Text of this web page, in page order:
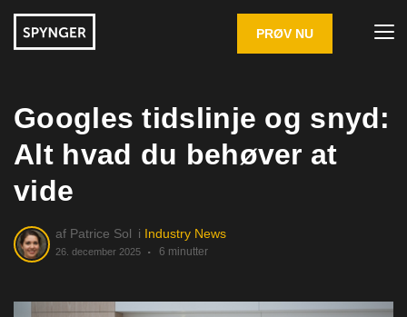
PRØV NU
Googles tidslinje og snyd:
Alt hvad du behøver at
vide
af Patrice Sol i Industry News
26. december 2025 6 minutter